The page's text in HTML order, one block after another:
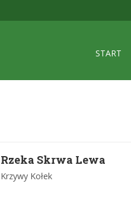
START
Rzeka Skrwa Lewa
Krzywy Kołek